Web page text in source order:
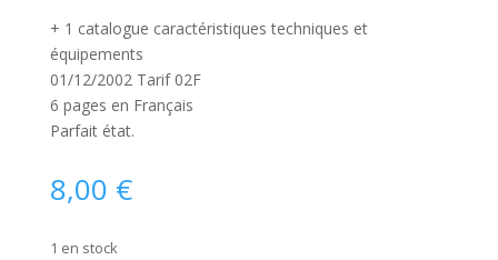
+ 1 catalogue caractéristiques techniques et
équipements
01/12/2002 Tarif 02F
6 pages en Français
Parfait état.
8,00 €
1 en stock